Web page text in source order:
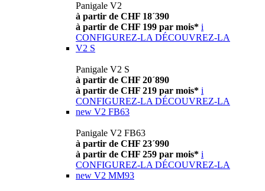
Panigale V2
à partir de CHF 18´390
à partir de CHF 199 par mois* i
CONFIGUREZ-LA DÉCOUVREZ-LA
V2 S
Panigale V2 S
à partir de CHF 20´890
à partir de CHF 219 par mois* i
CONFIGUREZ-LA DÉCOUVREZ-LA
new V2 FB63
Panigale V2 FB63
à partir de CHF 23´990
à partir de CHF 259 par mois* i
CONFIGUREZ-LA DÉCOUVREZ-LA
new V2 MM93